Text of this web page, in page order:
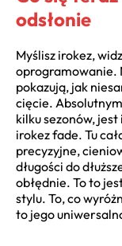
odsłonie
Myślisz irokez,
oprogramowanie.
pokazują, jak
cięcie.
kilku sezonów,
irokez fade. Tu
precyzyjne,
długości do
obłędnie. To to
stylu. To, co
to jego